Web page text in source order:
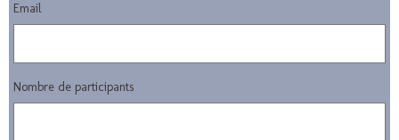
Email
Nombre de participants